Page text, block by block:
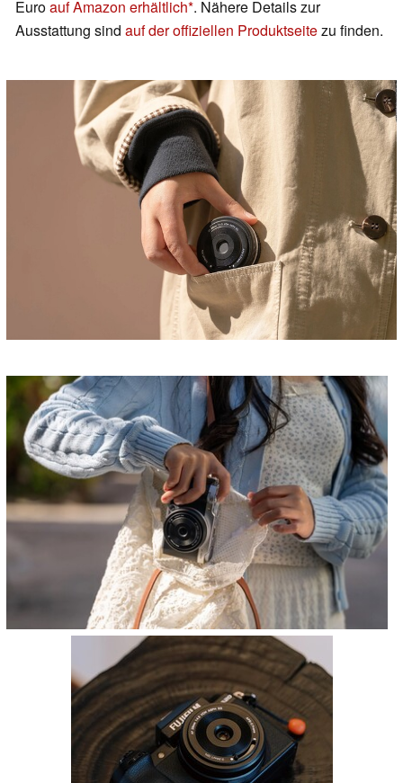
Euroauf Amazon erhältlich . Nähere Details zur
Ausstattung sind auf der offiziellen Produktseitezu finden.